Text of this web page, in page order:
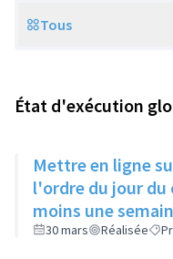
Scope
Tous
État d'exécution
Mettre en ligne
l'ordre du jour du
moins une
30 mars Réalisée